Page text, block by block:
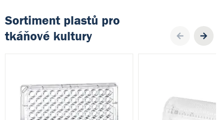
Sortiment plastů pro
tkáňové kultury